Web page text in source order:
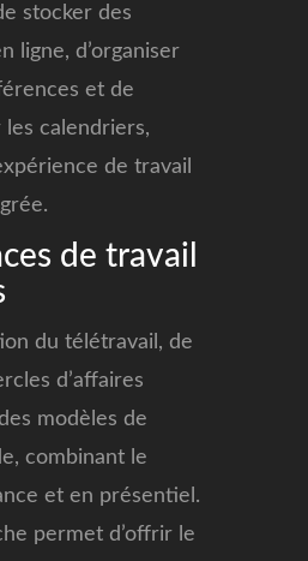
stocker des
ligne, d’organiser
et de
calendriers,
de travail
de travail
du télétravail, de
d’affaires
modèles de
combinant le
et en présentiel.
permet d’offrir le